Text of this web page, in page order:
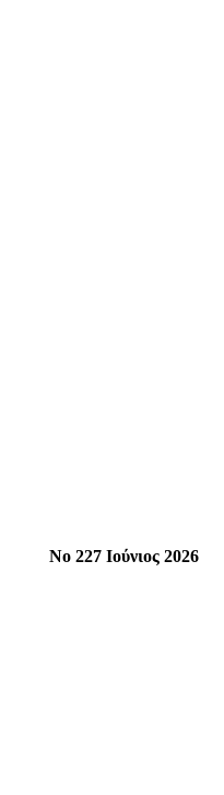
Νο 227 Ιούνιος 2026